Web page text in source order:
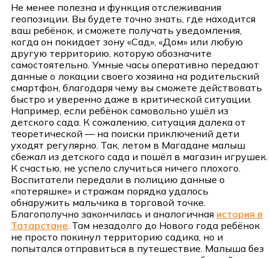
Не менее полезна и функция отслеживания
геопозиции. Вы будете точно знать, где находится
ваш ребёнок, и сможете получать уведомления,
когда он покидает зону «Сад», «Дом» или любую
другую территорию, которую обозначите
самостоятельно. Умные часы оперативно передают
данные о локации своего хозяина на родительский
смартфон, благодаря чему вы сможете действовать
быстро и уверенно даже в критической ситуации.
Например, если ребёнок самовольно ушёл из
детского сада. К сожалению, ситуация далека от
теоретической — на поиски приключений дети
уходят регулярно. Так, летом в Магадане малыш
сбежал из детского сада и пошёл в магазин игрушек.
К счастью, не успело случиться ничего плохого.
Воспитатели передали в полицию данные о
«потеряшке» и стражам порядка удалось
обнаружить мальчика в торговой точке.
Благополучно закончилась и аналогичная история в
Татарстане . Там незадолго до Нового года ребёнок
не просто покинул территорию садика, но и
попытался отправиться в путешествие. Малыша без